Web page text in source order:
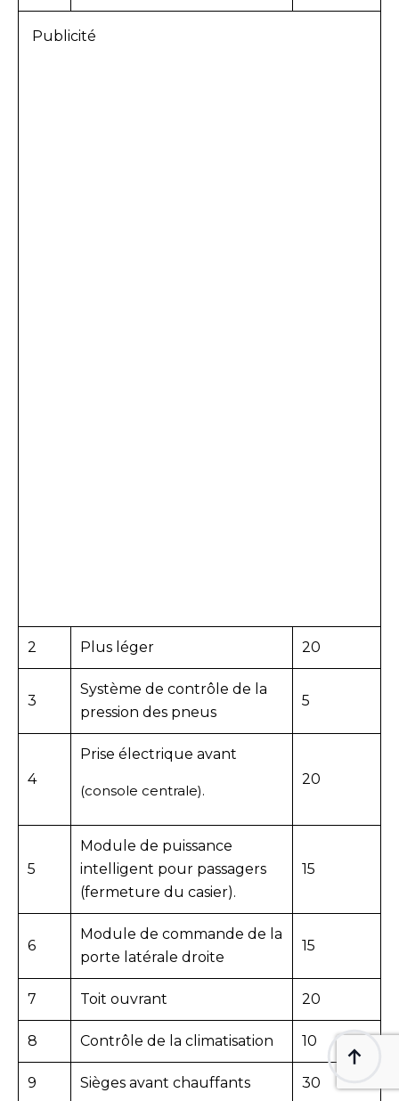
Publicité
2 Plus léger 20
3
Système de contrôle de la
pression des pneus
5
4
Prise électrique avant
(console centrale).
20
5
Module de puissance
intelligent pour passagers
(fermeture du casier).
15
6
Module de commande de la
porte latérale droite
15
7 Toit ouvrant 20
8 Contrôle de la climatisation 10
9 Sièges avant chauffants 30